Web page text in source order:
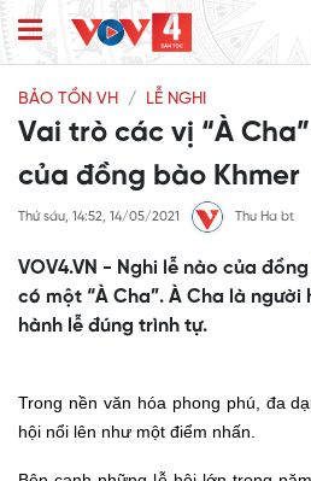
BẢO TỒN VH LỄ NGHI
Vai trò các vị “À
của đồng bào Khmer
Thứ sáu, 14:52, 14/05/2021 Thu Ha bt
VOV4.VN - Nghi lễ nào của
có một “À Cha”. À Cha là
hành lễ đúng trình tự.
Trong nền văn hóa phong phú, đa
hội nổi lên như một điểm nhấn.